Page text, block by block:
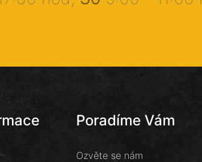
Poradíme Vám
Ozvěte se nám